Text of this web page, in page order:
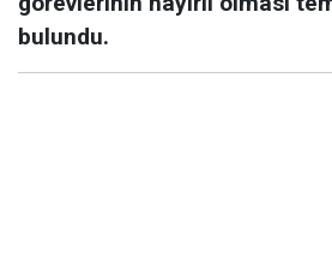
bulundu.